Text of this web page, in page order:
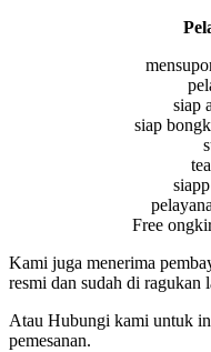
siap
siap
Free
Kami juga menerima
resmi dan sudah di ragukan
Atau Hubungi kami untuk
pemesanan.